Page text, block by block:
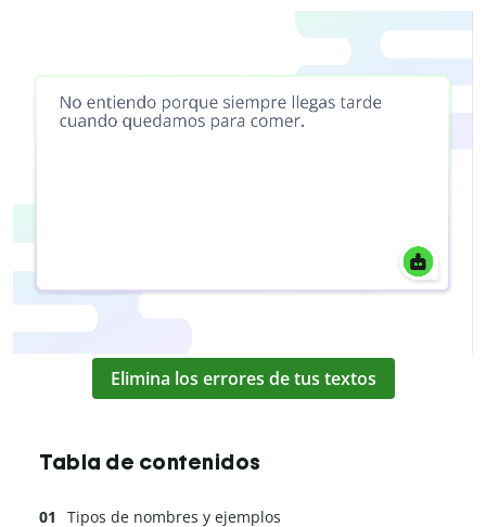
Elimina los errores de tus textos
Tabla de contenidos
Tipos de nombres y ejemplos